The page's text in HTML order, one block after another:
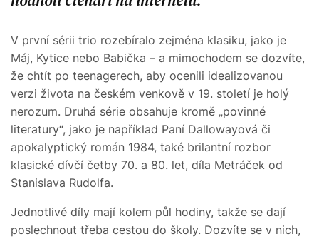
V první sérii trio rozebíralo zejména klasiku, jako je
Máj, Kytice nebo Babička – a mimochodem se dozvíte,
že chtít po teenagerech, aby ocenili idealizovanou
verzi života na českém venkově v 19. století je holý
nerozum. Druhá série obsahuje kromě „povinné
literatury“, jako je například Paní Dallowayová či
apokalyptický román 1984, také brilantní rozbor
klasické dívčí četby 70. a 80. let, díla Metráček od
Stanislava Rudolfa.
Jednotlivé díly mají kolem půl hodiny, takže se dají
poslechnout třeba cestou do školy. Dozvíte se v nich,